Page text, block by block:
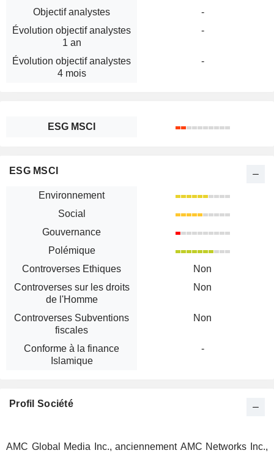
Objectif analystes
-
Évolution objectif analystes
1 an
-
Évolution objectif analystes
4 mois
-
ESG MSCI
ESG MSCI
Environnement
Social
Gouvernance
Polémique
Controverses Ethiques
Non
Controverses sur les droits
de l'Homme
Non
Controverses Subventions
fiscales
Non
Conforme à la finance
Islamique
-
Profil Société
AMC Global Media Inc., anciennement AMC Networks Inc.,